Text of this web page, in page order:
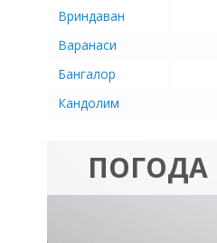
Вриндаван
Варанаси
Бангалор
Кандолим
ПОГОДА